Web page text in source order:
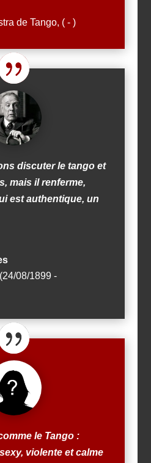
de Tango, ( - )
discuter le tango et
mais il renferme,
est authentique, un
(24/08/1899 -
le Tango :
violente et calme